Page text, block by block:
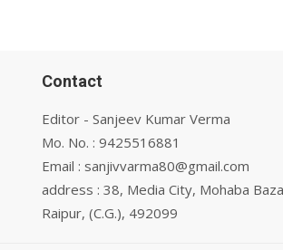
Contact
Editor - Sanjeev Kumar Verma
Mo. No. : 9425516881
Email : sanjivvarma80@gmail.com
address : 38, Media City, Mohaba
Raipur, (C.G.), 492099